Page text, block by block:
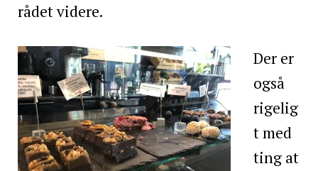
rådet videre.
Der er
også
rigelig
t med
ting at